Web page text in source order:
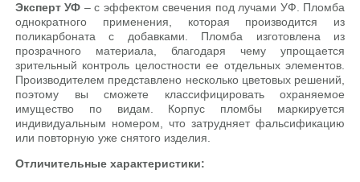
Эксперт УФ – с эффектом свечения под лучами УФ. Пломба
однократного применения, которая производится из
поликарбоната с добавками. Пломба изготовлена из
прозрачного материала, благодаря чему упрощается
зрительный контроль целостности ее отдельных элементов.
Производителем представлено несколько цветовых решений,
поэтому вы сможете классифицировать охраняемое
имущество по видам. Корпус пломбы маркируется
индивидуальным номером, что затрудняет фальсификацию
или повторную уже снятого изделия.
Отличительные характеристики: